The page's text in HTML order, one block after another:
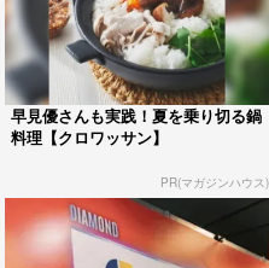
早見優さんも実践！夏を乗り切る鍋
料理【クロワッサン】
PR(マガジンハウス)